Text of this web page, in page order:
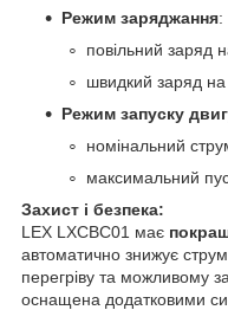
Режим заряджання:
повільний заряд
швидкий заряд
Режим запуску
номінальний
максимальний
Захист і безпека:
LEX LXCBC01 має
автоматично знижує
перегріву та можливому
оснащена додатковими